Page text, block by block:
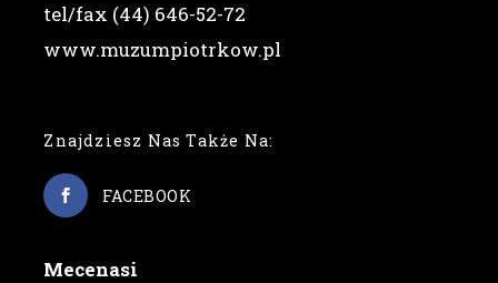
tel/fax (44) 646-52-72
www.muzumpiotrkow.pl
Znajdziesz Nas Także Na:
FACEBOOK
Mecenasi